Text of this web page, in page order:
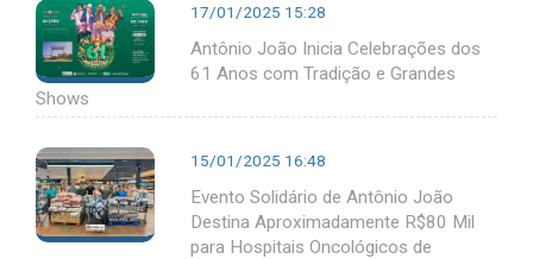
17/01/2025 15:28
Antônio João Inicia Celebrações dos
61 Anos com Tradição e Grandes
Shows
15/01/2025 16:48
Evento Solidário de Antônio João
Destina Aproximadamente R$80 Mil
para Hospitais Oncológicos de